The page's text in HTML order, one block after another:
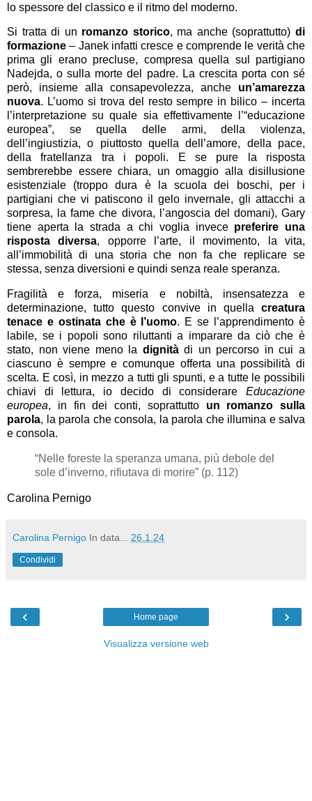
lo spessore del classico e il ritmo del moderno.
Si tratta di un romanzo storico, ma anche (soprattutto)di
formazione – Janek infatti cresce e comprende le verità che
prima gli erano precluse, compresa quella sul partigiano
Nadejda, o sulla morte del padre. La crescita porta con sé
però, insieme alla consapevolezza, anche un’amarezza
nuova. L’uomo si trova del resto sempre in bilico – incerta
l’interpretazione su quale sia effettivamente l’“educazione
europea”, se quella delle armi, della violenza,
dell’ingiustizia, o piuttosto quella dell’amore, della pace,
della fratellanza tra i popoli. E se pure la risposta
sembrerebbe essere chiara, un omaggio alla disillusione
esistenziale (troppo dura è la scuola dei boschi, per i
partigiani che vi patiscono il gelo invernale, gli attacchi a
sorpresa, la fame che divora, l’angoscia del domani), Gary
tiene aperta la strada a chi voglia invece preferire una
risposta diversa, opporre l’arte, il movimento, la vita,
all’immobilità di una storia che non fa che replicare se
stessa, senza diversioni e quindi senza reale speranza.
Fragilità e forza, miseria e nobiltà, insensatezza e
determinazione, tutto questo convive in quella creatura
tenace e ostinata che è l’uomo. E se l’apprendimento è
labile, se i popoli sono riluttanti a imparare da ciò che è
stato, non viene meno la dignitàdi un percorso in cui a
ciascuno è sempre e comunque offerta una possibilità di
scelta. E così, in mezzo a tutti gli spunti, e a tutte le possibili
chiavi di lettura, io decido di considerare Educazione
europea, in fin dei conti, soprattutto un romanzo sulla
parola, la parola che consola, la parola che illumina e salva
e consola.
“Nelle foreste la speranza umana, più debole del
sole d’inverno, rifiutava di morire” (p. 112)
Carolina Pernigo
Carolina Pernigo In data... 26.1.24
Condividi
‹ ›
Home page
Visualizza versione web